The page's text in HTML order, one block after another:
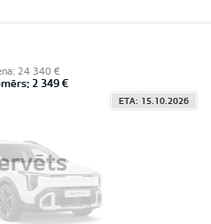
24 340 €
2 349 €
ETA: 15.10.2026